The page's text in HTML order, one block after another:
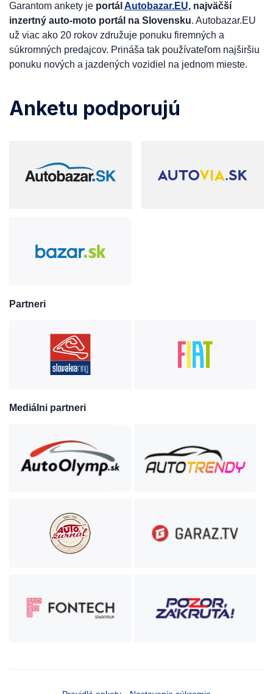
Garantom ankety je portál Autobazar.EU, najväčší
inzertný auto-moto portál na Slovensku. Autobazar.EU
už viac ako 20 rokov združuje ponuku firemných a
súkromných predajcov. Prináša tak používateľom najširšiu
ponuku nových a jazdených vozidiel na jednom mieste.
Anketu podporujú
Partneri
Mediálni partneri